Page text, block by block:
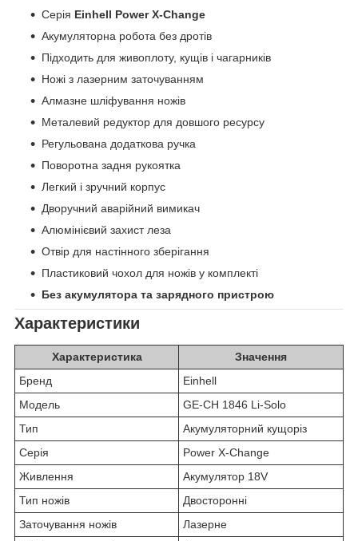
Серія Einhell Power X-Change
Акумуляторна робота без дротів
Підходить для живоплоту, кущів і чагарників
Ножі з лазерним заточуванням
Алмазне шліфування ножів
Металевий редуктор для довшого ресурсу
Регульована додаткова ручка
Поворотна задня рукоятка
Легкий і зручний корпус
Дворучний аварійний вимикач
Алюмінієвий захист леза
Отвір для настінного зберігання
Пластиковий чохол для ножів у комплекті
Без акумулятора та зарядного пристрою
Характеристики
Характеристика
Значення
Бренд
Einhell
Модель
GE-CH 1846 Li-Solo
Тип
Акумуляторний кущоріз
Серія
Power X-Change
Живлення
Акумулятор 18V
Тип ножів
Двосторонні
Заточування ножів
Лазерне